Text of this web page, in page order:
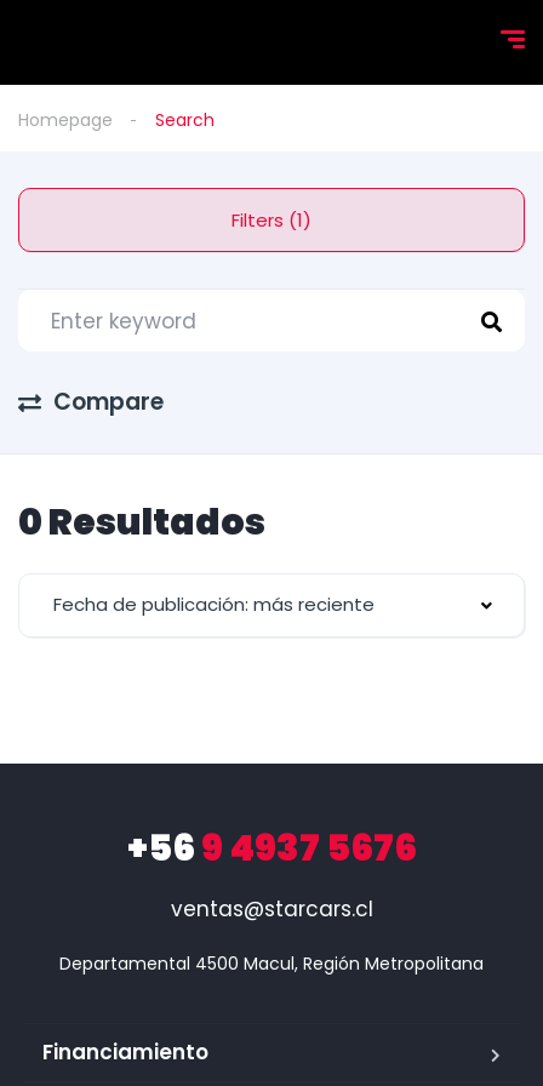
Homepage Search
Filters (1)
Compare
0 Resultados
Fecha de publicación: más reciente
+569 4937 5676
ventas@starcars.cl
Financiamiento